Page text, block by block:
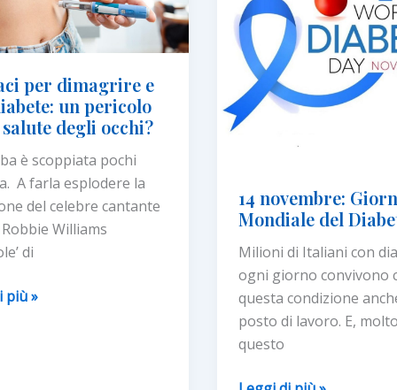
precisione,
sfide
della
pediatria
per dimagrire e
un pericolo
degli occhi?
è scoppiata pochi
A farla esplodere la
del celebre cantante
Williams
di
più »
14 novembre:
Mondiale del
Milioni di Italiani con
ogni giorno convivono
questa condizione
posto di lavoro. E,
questo